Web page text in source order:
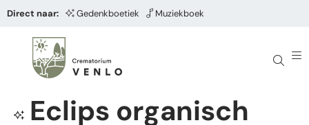
Direct naar: Gedenkboetiek Muziekboek
Eclips organisch